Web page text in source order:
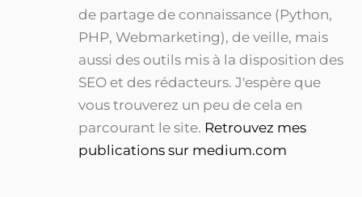
de partage de connaissance (Python,
PHP, Webmarketing), de veille, mais
aussi des outils mis à la disposition des
SEO et des rédacteurs. J'espère que
vous trouverez un peu de cela en
parcourant le site. Retrouvez mes
publications sur medium.com